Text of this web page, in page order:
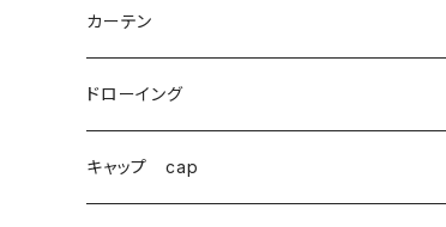
サコッシュ Sacoche
がま口 大 mini bag
巾着 Drawstring
カーテン
ドローイング
キャップ cap